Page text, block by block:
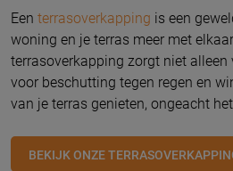
Een terrasoverkapping is een
woning en je terras meer met
terrasoverkapping zorgt niet
voor beschutting tegen regen en
van je terras genieten, ongeacht het
BEKIJK ONZE